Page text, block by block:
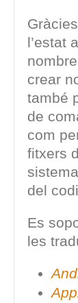
l’estat
crear
també
de
com
fitxers
del
Es
les